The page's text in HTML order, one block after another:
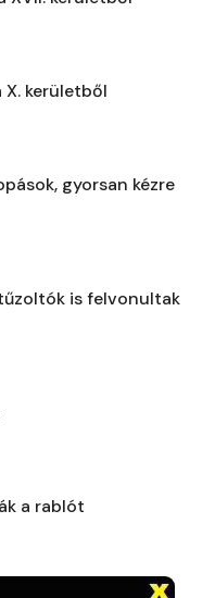
kerületből
gyorsan kézre
is felvonultak
a rablót